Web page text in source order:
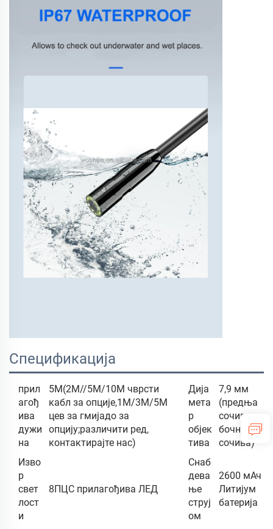
Спецификација
прил
агођ
ива
дужи
на
5М(2М//5М/10М чврсти
кабл за опције,1М/3М/5М
цев за гмијадо за
опцију;различити ред,
контактирајте нас)
Дија
мета
р
објек
тива
7,9 мм
(предња
сочива и
бочна
сочива)
Изво
р
свет
лост
и
8ПЦС прилагођива ЛЕД
Снаб
дева
ње
струј
ом
2600 мАч
Литијум
батерија